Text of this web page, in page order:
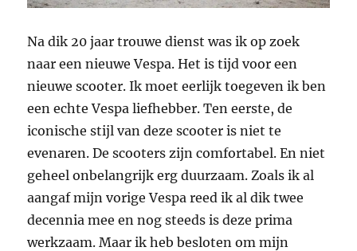
Na dik 20 jaar trouwe dienst was ik op zoek
naar een nieuwe Vespa. Het is tijd voor een
nieuwe scooter. Ik moet eerlijk toegeven ik ben
een echte Vespa liefhebber. Ten eerste, de
iconische stijl van deze scooter is niet te
evenaren. De scooters zijn comfortabel. En niet
geheel onbelangrijk erg duurzaam. Zoals ik al
aangaf mijn vorige Vespa reed ik al dik twee
decennia mee en nog steeds is deze prima
werkzaam. Maar ik heb besloten om mijn